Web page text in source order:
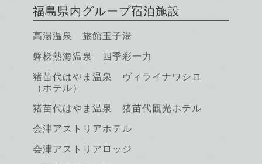
福島県内グループ宿泊施設
高湯温泉 旅館玉子湯
磐梯熱海温泉 四季彩一力
猪苗代はやま温泉 ヴィライナワシロ
（ホテル）
猪苗代はやま温泉 猪苗代観光ホテル
会津アストリアホテル
会津アストリアロッジ